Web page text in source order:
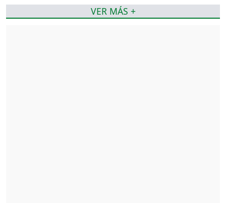
VER MÁS +